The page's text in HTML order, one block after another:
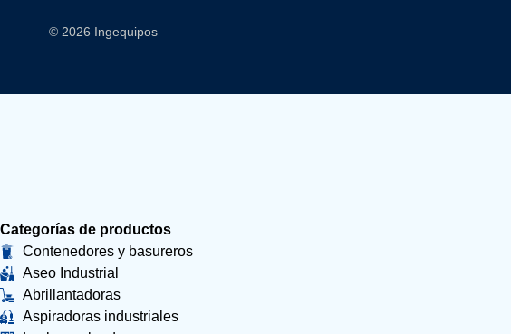
© 2026 Ingequipos
Categorías de productos
Contenedores y basureros
Aseo Industrial
Abrillantadoras
Aspiradoras industriales